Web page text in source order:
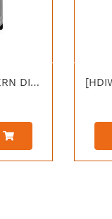
[HDIWD10PURZ] WESTERN DIGITAL DISCO DURO PURPURA 1TB SATA 6.0 Gbps 5400RPM 64MB 3.5"